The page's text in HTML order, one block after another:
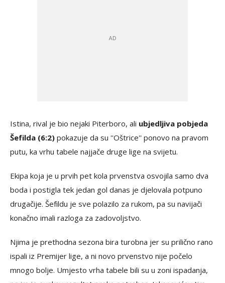
Istina, rival je bio nejaki Piterboro, ali ubjedljiva pobjeda
Šefilda (6:2) pokazuje da su ''Oštrice'' ponovo na pravom
putu, ka vrhu tabele najjače druge lige na svijetu.
Ekipa koja je u prvih pet kola prvenstva osvojila samo dva
boda i postigla tek jedan gol danas je djelovala potpuno
drugačije. Šefildu je sve polazilo za rukom, pa su navijači
konačno imali razloga za zadovoljstvo.
Njima je prethodna sezona bira turobna jer su prilično rano
ispali iz Premijer lige, a ni novo prvenstvo nije počelo
mnogo bolje. Umjesto vrha tabele bili su u zoni ispadanja,